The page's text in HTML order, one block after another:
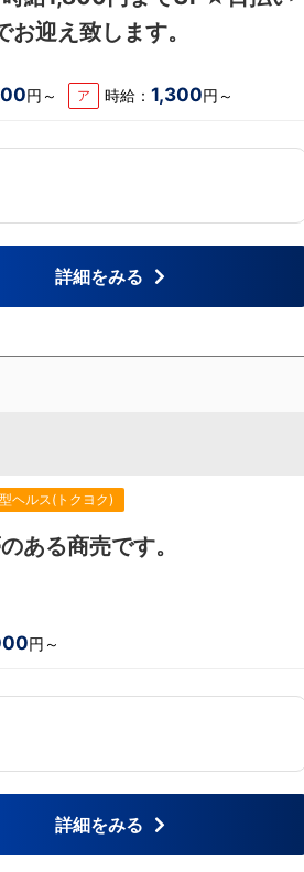
迎え致します。
円～ ア 時給：1,300円～
詳細をみる
ヘルス(トクヨク)
ある商売です。
円～
詳細をみる